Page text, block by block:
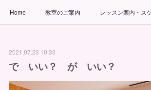
Home 教室のご案内 レッスン案内・ス
2021.07.23 10:33
で いい？ が いい？